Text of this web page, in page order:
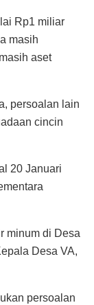
Rp1 miliar
masih
aset
persoalan lain
cincin
20 Januari
minum di Desa
Desa VA,
persoalan